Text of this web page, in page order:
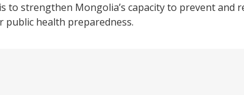
strengthen Mongolia’s capacity to prevent and
health preparedness.